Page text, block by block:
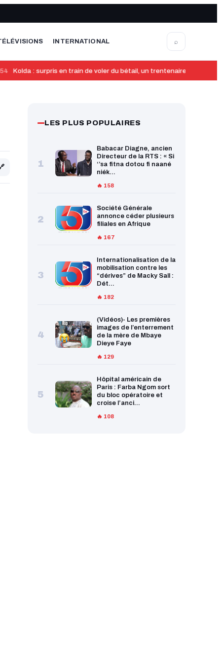
INTERNATIONAL ⌕
Kolda : surpris en train de voler du bétail, un trentenaire lynché et
LES PLUS POPULAIRES
1
Babacar Diagne, ancien
Directeur de la RTS : « Si
‘’sa fitna dotou fi naané
niék...
🔥 158
2
Société Générale
annonce céder plusieurs
filiales en Afrique
🔥 167
3
Internationalisation de la
mobilisation contre les
“dérives” de Macky Sall :
Dét...
🔥 182
4
(Vidéos)- Les premières
images de l’enterrement
de la mère de Mbaye
Dieye Faye
🔥 129
5
Hôpital américain de
Paris : Farba Ngom sort
du bloc opératoire et
croise l’anci...
🔥 108